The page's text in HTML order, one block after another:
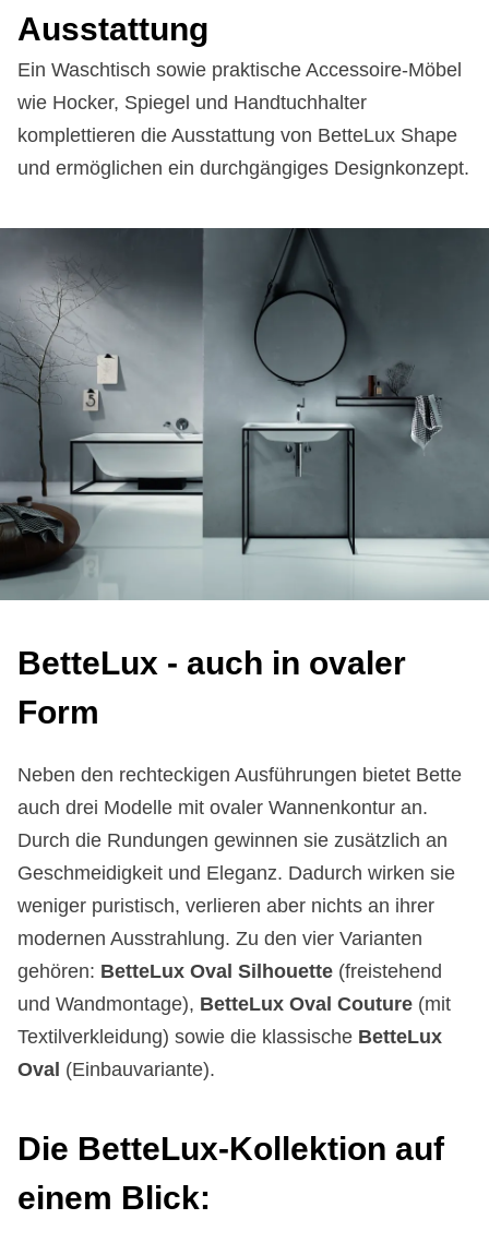
Aus­stat­tung
Ein Waschtisch sowie praktische Accessoire-Möbel
wie Hocker, Spiegel und Handtuchhalter
komplettieren die Ausstattung von BetteLux Shape
und ermöglichen ein durchgängiges Designkonzept.
Bet­te­Lux - auch in ova­ler
Form
Neben den rechteckigen Ausführungen bietet Bette
auch drei Modelle mit ovaler Wannenkontur an.
Durch die Rundungen gewinnen sie zusätzlich an
Geschmeidigkeit und Eleganz. Dadurch wirken sie
weniger puristisch, verlieren aber nichts an ihrer
modernen Ausstrahlung. Zu den vier Varianten
gehören: BetteLux Oval Silhouette (freistehend
und Wandmontage), BetteLux Oval Couture (mit
Textilverkleidung) sowie die klassische BetteLux
Oval (Einbauvariante).
Die Bet­te­Lux-Kol­lek­ti­on auf
ei­nem Bli­ck: